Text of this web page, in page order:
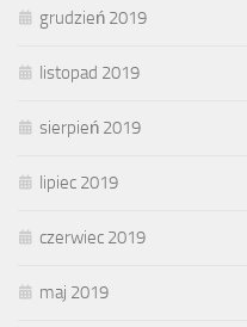
grudzień 2019
listopad 2019
sierpień 2019
lipiec 2019
czerwiec 2019
maj 2019